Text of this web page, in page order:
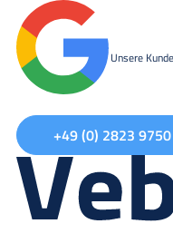
Unsere
+49 (0) 2823